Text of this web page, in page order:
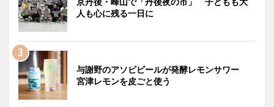
人も心に残る一日に
与謝野のアソビビールが発酵レモンサワー
宮津レモンを皮ごと使う